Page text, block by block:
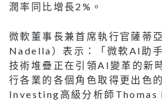
潤率同比增長2%。
微軟董事長兼首席執行官薩蒂
Nadella）表示：「微軟AI助
技術堆疊正在引領AI變革的新
行各業的各個角色取得更出色
Investing高級分析師